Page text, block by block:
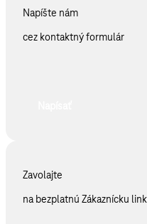
Napíšte nám
cez kontaktný formulár
Zavolajte
na bezplatnú Zákaznícku